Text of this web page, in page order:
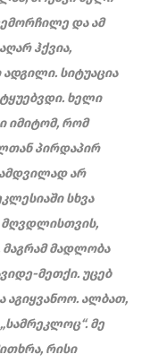
და ამ
ჰქვია,
სიტუაცია
ხელი
იმიტომ, რომ
პირდაპირ
არ
სხვა
მღვდლისთვის,
მაგრამ მადლობა
მეთქი. უცებ
აგიყვანოო. ალბათ,
მე
რისი